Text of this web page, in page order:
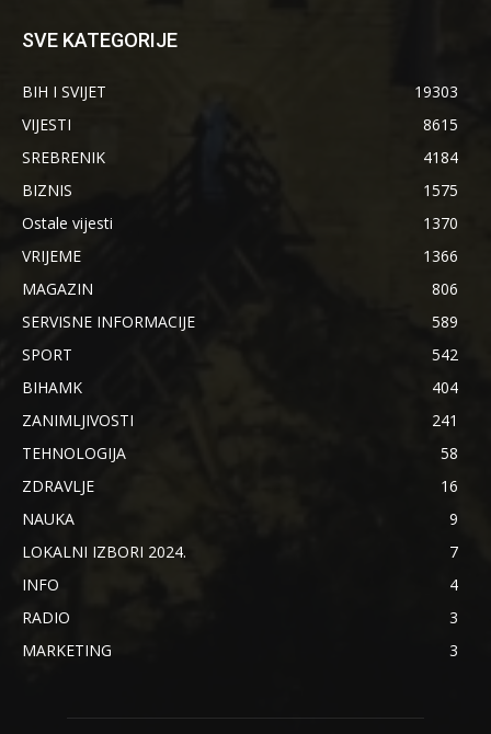
SVE KATEGORIJE
BIH I SVIJET
19303
VIJESTI
8615
SREBRENIK
4184
BIZNIS
1575
Ostale vijesti
1370
VRIJEME
1366
MAGAZIN
806
SERVISNE INFORMACIJE
589
SPORT
542
BIHAMK
404
ZANIMLJIVOSTI
241
TEHNOLOGIJA
58
ZDRAVLJE
16
NAUKA
9
LOKALNI IZBORI 2024.
7
INFO
4
RADIO
3
MARKETING
3